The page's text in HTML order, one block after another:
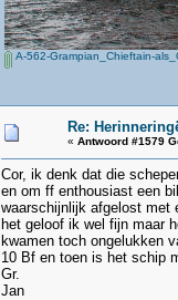
A-562-Grampian_Chieftain-
Re:
« Antwoord #1579
Cor, ik denk dat die
en om ff enthousiast een
waarschijnlijk afgelost met
het geloof ik wel fijn maar
kwamen toch ongelukken
10 Bf en toen is het schip
Gr.
Jan